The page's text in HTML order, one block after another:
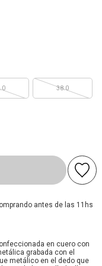
38.0
antes de las 11hs
en cuero con
grabada con el
metálico en el dedo que